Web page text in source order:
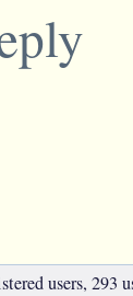
users, 293